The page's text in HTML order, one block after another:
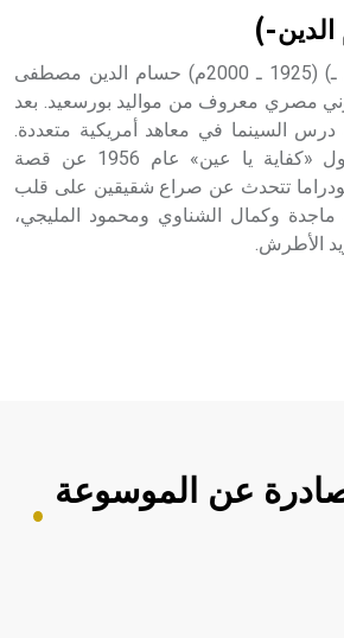
)
مصطفى (حسام الدين ـ) (1925 ـ 2000م) حسام الدين مصطفى
مصري معروف من مواليد بورسعيد. بعد
درس السينما في معاهد أمريكية متعددة.
أنتج، وأخرج فيلمه الأول «كفاية يا عين» عام 1956 عن قصة
تتحدث عن صراع شقيقين على قلب
ماجدة وكمال الشناوي ومحمود المليجي،
الأطرش.
عن الموسوعة